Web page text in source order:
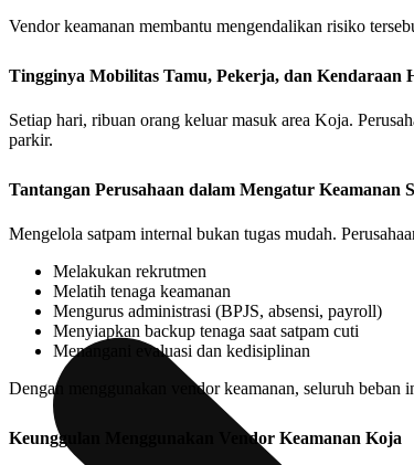
Vendor keamanan membantu mengendalikan risiko
Tingginya Mobilitas Tamu, Pekerja, dan Kendaraan
Setiap hari, ribuan orang keluar masuk area Koja.
parkir.
Tantangan Perusahaan dalam Mengatur Keamanan
Mengelola satpam internal bukan tugas mudah.
Melakukan rekrutmen
Melatih tenaga keamanan
Mengurus administrasi (BPJS, absensi, payroll)
Menyiapkan backup tenaga saat satpam cuti
Menangani evaluasi dan kedisiplinan
Dengan menggunakan vendor keamanan, seluruh beban
Keunggulan Menggunakan Vendor Keamanan Koja